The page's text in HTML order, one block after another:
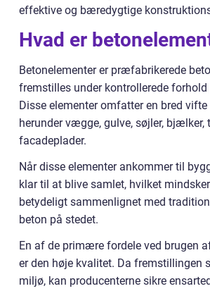
effektive og bæredygtige
Hvad er
Betonelementer er præfabrikerede
fremstilles under kontrollerede forhold
Disse elementer omfatter en bred
herunder vægge, gulve, søjler, bjælker,
facadeplader.
Når disse elementer ankommer til
klar til at blive samlet, hvilket
betydeligt sammenlignet med
beton på stedet.
En af de primære fordele ved brugen
er den høje kvalitet. Da fremstillingen
miljø, kan producenterne sikre